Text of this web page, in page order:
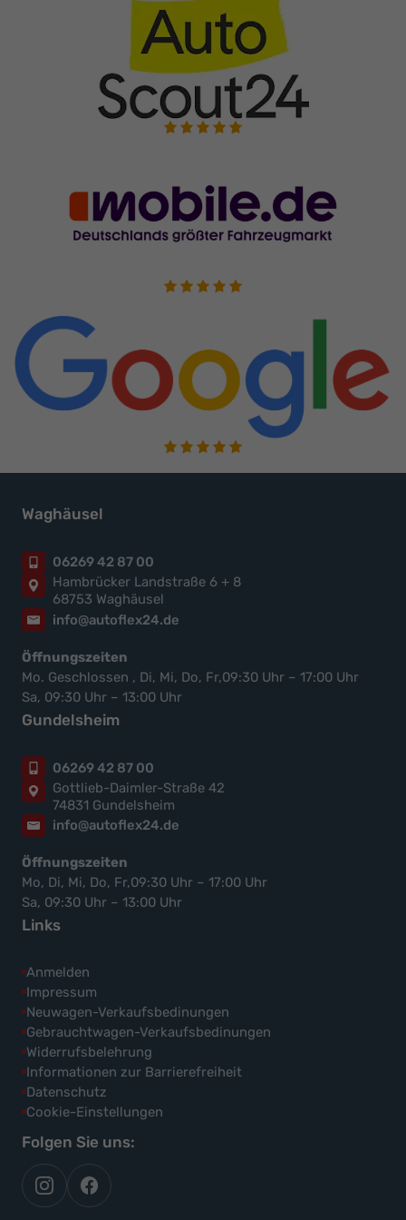
Waghäusel
06269 42 87 00
Hambrücker Landstraße 6 + 8
68753 Waghäusel
info@autoflex24.de
Öffnungszeiten
Mo. Geschlossen , Di, Mi, Do, Fr,09:30 Uhr – 17:00 Uhr
Sa, 09:30 Uhr – 13:00 Uhr
Gundelsheim
06269 42 87 00
Gottlieb-Daimler-Straße 42
74831 Gundelsheim
info@autoflex24.de
Öffnungszeiten
Mo, Di, Mi, Do, Fr,09:30 Uhr – 17:00 Uhr
Sa, 09:30 Uhr – 13:00 Uhr
Links
Anmelden
Impressum
Neuwagen-Verkaufsbedinungen
Gebrauchtwagen-Verkaufsbedinungen
Widerrufsbelehrung
Informationen zur Barrierefreiheit
Datenschutz
Cookie-Einstellungen
Folgen Sie uns:
autoflex
auf
autoflex24
auf